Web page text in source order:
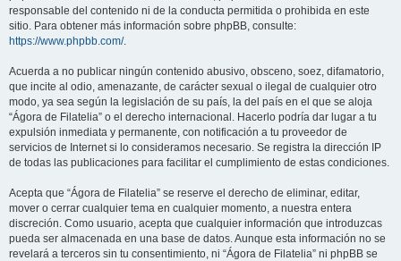
responsable del contenido ni de la conducta permitida o prohibida en este
sitio. Para obtener más información sobre phpBB, consulte:
https://www.phpbb.com/.
Acuerda a no publicar ningún contenido abusivo, obsceno, soez, difamatorio,
que incite al odio, amenazante, de carácter sexual o ilegal de cualquier otro
modo, ya sea según la legislación de su país, la del país en el que se aloja
“Ágora de Filatelia” o el derecho internacional. Hacerlo podría dar lugar a tu
expulsión inmediata y permanente, con notificación a tu proveedor de
servicios de Internet si lo consideramos necesario. Se registra la dirección IP
de todas las publicaciones para facilitar el cumplimiento de estas condiciones.
Acepta que “Ágora de Filatelia” se reserve el derecho de eliminar, editar,
mover o cerrar cualquier tema en cualquier momento, a nuestra entera
discreción. Como usuario, acepta que cualquier información que introduzcas
pueda ser almacenada en una base de datos. Aunque esta información no se
revelará a terceros sin tu consentimiento, ni “Ágora de Filatelia” ni phpBB se